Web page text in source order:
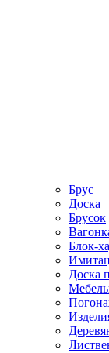
Брус
Доска
Брусок
Блок-
Доска